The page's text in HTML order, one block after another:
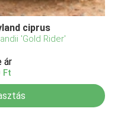
ciprus
'Gold Rider'
ár
Ft